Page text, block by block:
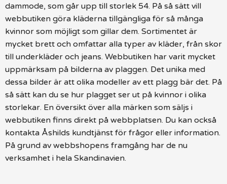
dammode, som går upp till storlek 54. På så sätt vill
webbutiken göra kläderna tillgängliga för så många
kvinnor som möjligt som gillar dem. Sortimentet är
mycket brett och omfattar alla typer av kläder, från skor
till underkläder och jeans. Webbutiken har varit mycket
uppmärksam på bilderna av plaggen. Det unika med
dessa bilder är att olika modeller av ett plagg bär det. På
så sätt kan du se hur plagget ser ut på kvinnor i olika
storlekar. En översikt över alla märken som säljs i
webbutiken finns direkt på webbplatsen. Du kan också
kontakta Åshilds kundtjänst för frågor eller information.
På grund av webbshopens framgång har de nu
verksamhet i hela Skandinavien.